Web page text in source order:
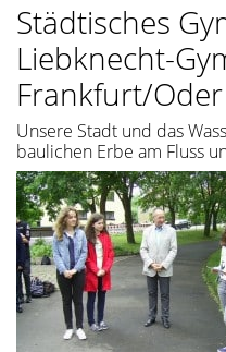
Städtisches
Liebknecht-
Frankfurt/Oder
Unsere Stadt und das
baulichen Erbe am Fluss